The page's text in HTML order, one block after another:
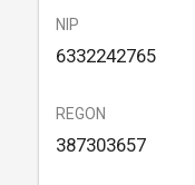
NIP
6332242765
REGON
387303657